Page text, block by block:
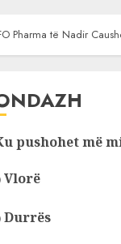
Pharma të Nadir
pushohet më
Vlorë
Durrës